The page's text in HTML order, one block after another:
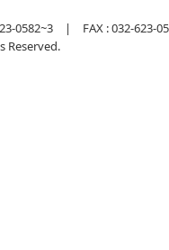
0582~3 | FAX : 032-
Reserved.